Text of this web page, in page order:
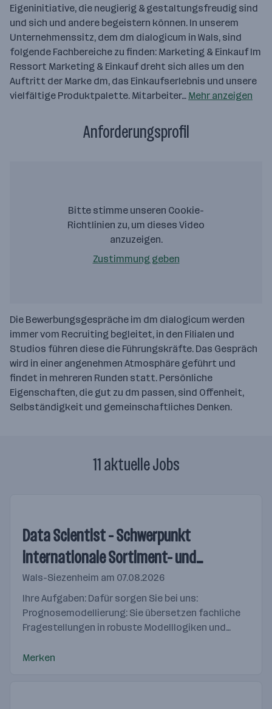
Eigeninitiative, die neugierig & gestaltungsfreudig sind
und sich und andere begeistern können. In unserem
Unternehmenssitz, dem dm dialogicum in Wals, sind
folgende Fachbereiche zu finden: Marketing & Einkauf Im
Ressort Marketing & Einkauf dreht sich alles um den
Auftritt der Marke dm, das Einkaufserlebnis und unsere
vielfältige Produktpalette. Mitarbeiter… Mehr anzeigen
Anforderungsprofil
Bitte stimme unseren Cookie-
Richtlinien zu, um dieses Video
anzuzeigen.
Zustimmung geben
Die Bewerbungsgespräche im dm dialogicum werden
immer vom Recruiting begleitet, in den Filialen und
Studios führen diese die Führungskräfte. Das Gespräch
wird in einer angenehmen Atmosphäre geführt und
findet in mehreren Runden statt. Persönliche
Eigenschaften, die gut zu dm passen, sind Offenheit,
Selbständigkeit und gemeinschaftliches Denken.
11 aktuelle Jobs
Data Scientist - Schwerpunkt
internationale Sortiment- und
Marktanalytik (w/m/x)
Wals-Siezenheim am 07.08.2026
Ihre Aufgaben: Dafür sorgen Sie bei uns:
Prognosemodellierung: Sie übersetzen fachliche
Fragestellungen in robuste Modelllogiken und
entsprechend weiter. Dazu...
Merken